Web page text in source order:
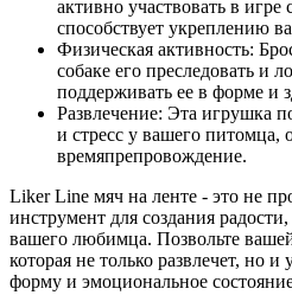
активно участвовать в
способствует укреплению
Физическая активность:
собаке его преследовать и
поддерживать ее в форме и
Развлечение: Эта игрушка
и стресс у вашего питомца,
времяпрепровождение.
Liker Line мяч на ленте - это не
инструмент для создания
вашего любимца. Позвольте
которая не только развлечет, но
форму и эмоциональное